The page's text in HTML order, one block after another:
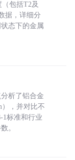
包括T2及
据，详细分
态下的金属
析了铝合金
），并对比不
1标准和行业
。